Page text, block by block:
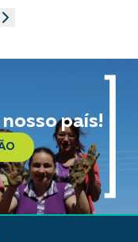
país!